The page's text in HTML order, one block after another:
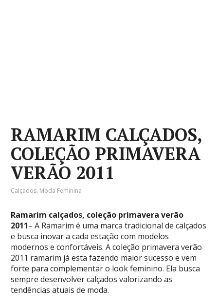
RAMARIM CALÇADOS,
COLEÇÃO PRIMAVERA
VERÃO 2011
Calçados, Moda Feminina
Ramarim calçados, coleção primavera verão
2011– A Ramarim é uma marca tradicional de calçados
e busca inovar a cada estação com modelos
modernos e confortáveis. A coleção primavera verão
2011 ramarim já esta fazendo maior sucesso e vem
forte para complementar o look feminino. Ela busca
sempre desenvolver calçados valorizando as
tendências atuais de moda.